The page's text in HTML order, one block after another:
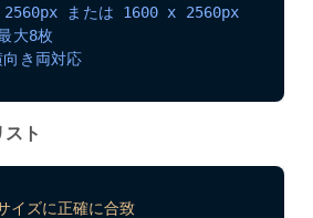
または 1600 x 2560px
大8枚
き両対応
ト
イズに正確に合致